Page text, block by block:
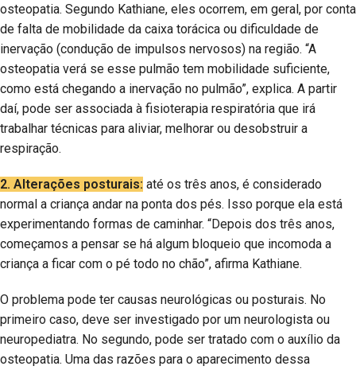
osteopatia. Segundo Kathiane, eles ocorrem, em geral, por conta
de falta de mobilidade da caixa torácica ou dificuldade de
inervação (condução de impulsos nervosos) na região. “A
osteopatia verá se esse pulmão tem mobilidade suficiente,
como está chegando a inervação no pulmão”, explica. A partir
daí, pode ser associada à fisioterapia respiratória que irá
trabalhar técnicas para aliviar, melhorar ou desobstruir a
respiração.
2. Alterações posturais: até os três anos, é considerado
normal a criança andar na ponta dos pés. Isso porque ela está
experimentando formas de caminhar. “Depois dos três anos,
começamos a pensar se há algum bloqueio que incomoda a
criança a ficar com o pé todo no chão”, afirma Kathiane.
O problema pode ter causas neurológicas ou posturais. No
primeiro caso, deve ser investigado por um neurologista ou
neuropediatra. No segundo, pode ser tratado com o auxílio da
osteopatia. Uma das razões para o aparecimento dessa